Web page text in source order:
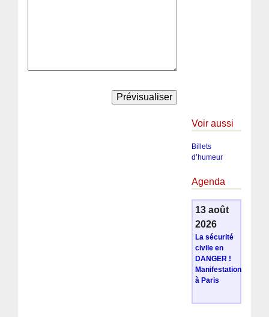
Voir aussi
Billets
d’humeur
Agenda
13 août
2026
La sécurité
civile en
DANGER !
Manifestation
à Paris